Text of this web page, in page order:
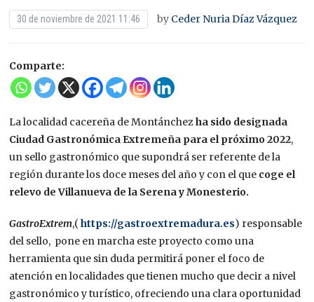
30 de noviembre de 2021 11:46 by Ceder Nuria Díaz Vázquez
Comparte:
La localidad cacereña de Montánchezha sido designada
Ciudad Gastronómica Extremeña para el próximo 2022,
un sello gastronómico que supondrá ser referente de la
región durante los doce meses del año y con el que coge el
relevo de Villanueva de la Serena y Monesterio.
GastroExtrem,(https://gastroextremadura.es) responsable
del sello, pone en marcha este proyecto como una
herramienta que sin duda permitirá poner el foco de
atención en localidades que tienen mucho que decir a nivel
gastronómico y turístico, ofreciendo una clara oportunidad